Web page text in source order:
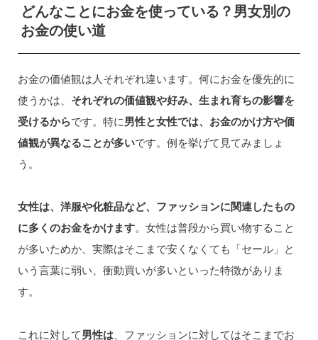
どんなことにお金を使っている？男女別の
お金の使い道
お金の価値観は人それぞれ違います。何にお金を優先的に
使うかは、 それぞれの価値観や好み、生まれ育ちの影響を
受けるからです。特に男性と女性では、お金のかけ方や価
値観が異なることが多いです。例を挙げて見てみましょ
う。
女性は、洋服や化粧品など、ファッションに関連したもの
に多くのお金をかけます。女性は普段から買い物すること
が多いためか、実際はそこまで安くなくても「セール」と
いう言葉に弱い、衝動買いが多いといった特徴がありま
す。
これに対して男性は、ファッションに対してはそこまでお